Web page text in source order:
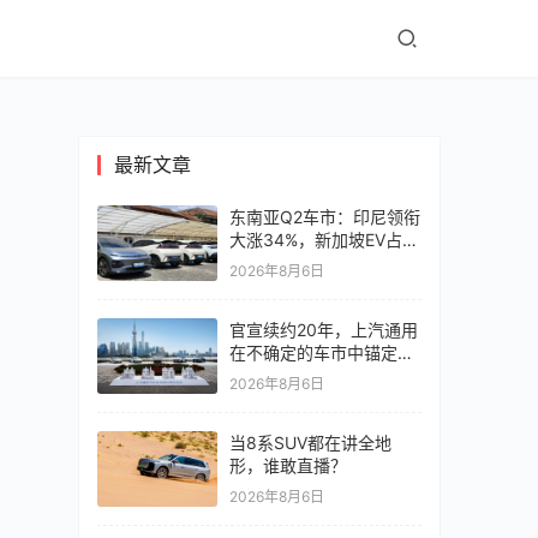
最新文章
东南亚Q2车市：印尼领衔
大涨34%，新加坡EV占比
超6成
2026年8月6日
官宣续约20年，上汽通用
在不确定的车市中锚定确
定未来
2026年8月6日
当8系SUV都在讲全地
形，谁敢直播？
2026年8月6日